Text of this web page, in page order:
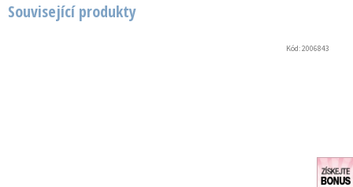
Související produkty
Kód:2006843